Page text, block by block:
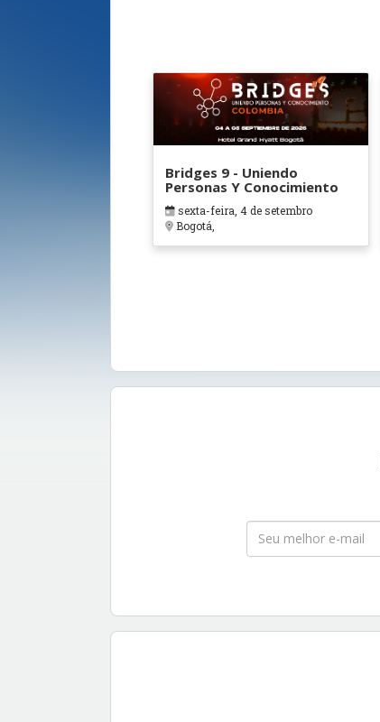
Bridges 9 - Uniendo
Personas Y Conocimiento
sexta-feira, 4 de setembro
Bogotá,